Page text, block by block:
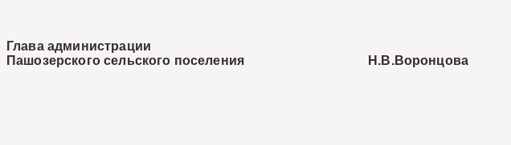
Глава администрации
Пашозерского сельского поселения Н.В.Воронцова